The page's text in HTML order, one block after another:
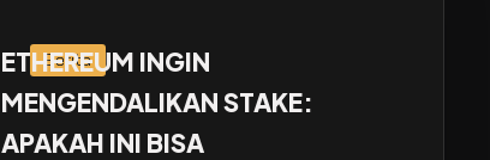
Berita
ETHEREUM INGIN
MENGENDALIKAN STAKE:
APAKAH INI BISA